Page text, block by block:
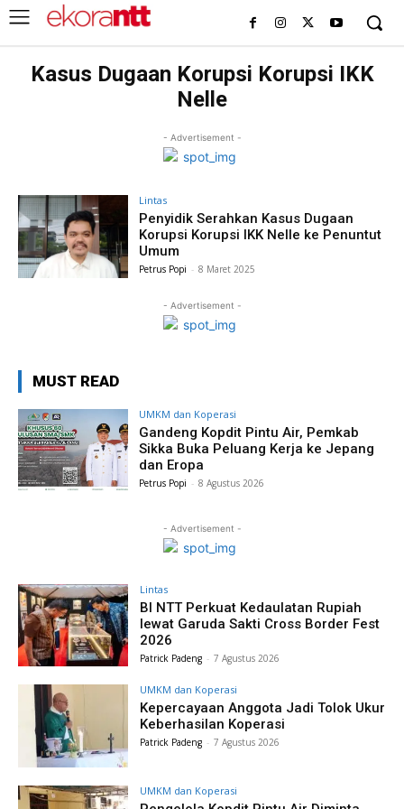
Kasus Dugaan Korupsi Korupsi IKK
Nelle
- Advertisement -
Lintas
Penyidik Serahkan Kasus Dugaan
Korupsi Korupsi IKK Nelle ke Penuntut
Umum
Petrus Popi - 8 Maret 2025
- Advertisement -
MUST READ
UMKM dan Koperasi
Gandeng Kopdit Pintu Air, Pemkab
Sikka Buka Peluang Kerja ke Jepang
dan Eropa
Petrus Popi - 8 Agustus 2026
- Advertisement -
Lintas
BI NTT Perkuat Kedaulatan Rupiah
lewat Garuda Sakti Cross Border Fest
2026
Patrick Padeng - 7 Agustus 2026
UMKM dan Koperasi
Kepercayaan Anggota Jadi Tolok Ukur
Keberhasilan Koperasi
Patrick Padeng - 7 Agustus 2026
UMKM dan Koperasi